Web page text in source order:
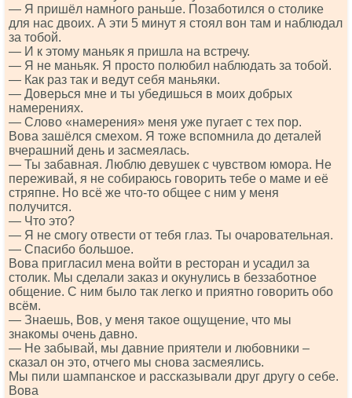
— Я пришёл намного раньше. Позаботился о столике
для нас двоих. А эти 5 минут я стоял вон там и наблюдал
за тобой.
— И к этому маньяк я пришла на встречу.
— Я не маньяк. Я просто полюбил наблюдать за тобой.
— Как раз так и ведут себя маньяки.
— Доверься мне и ты убедишься в моих добрых
намерениях.
— Слово «намерения» меня уже пугает с тех пор.
Вова зашёлся смехом. Я тоже вспомнила до деталей
вчерашний день и засмеялась.
— Ты забавная. Люблю девушек с чувством юмора. Не
переживай, я не собираюсь говорить тебе о маме и её
стряпне. Но всё же что-то общее с ним у меня
получится.
— Что это?
— Я не смогу отвести от тебя глаз. Ты очаровательная.
— Спасибо большое.
Вова пригласил мена войти в ресторан и усадил за
столик. Мы сделали заказ и окунулись в беззаботное
общение. С ним было так легко и приятно говорить обо
всём.
— Знаешь, Вов, у меня такое ощущение, что мы
знакомы очень давно.
— Не забывай, мы давние приятели и любовники –
сказал он это, отчего мы снова засмеялись.
Мы пили шампанское и рассказывали друг другу о себе.
Вова